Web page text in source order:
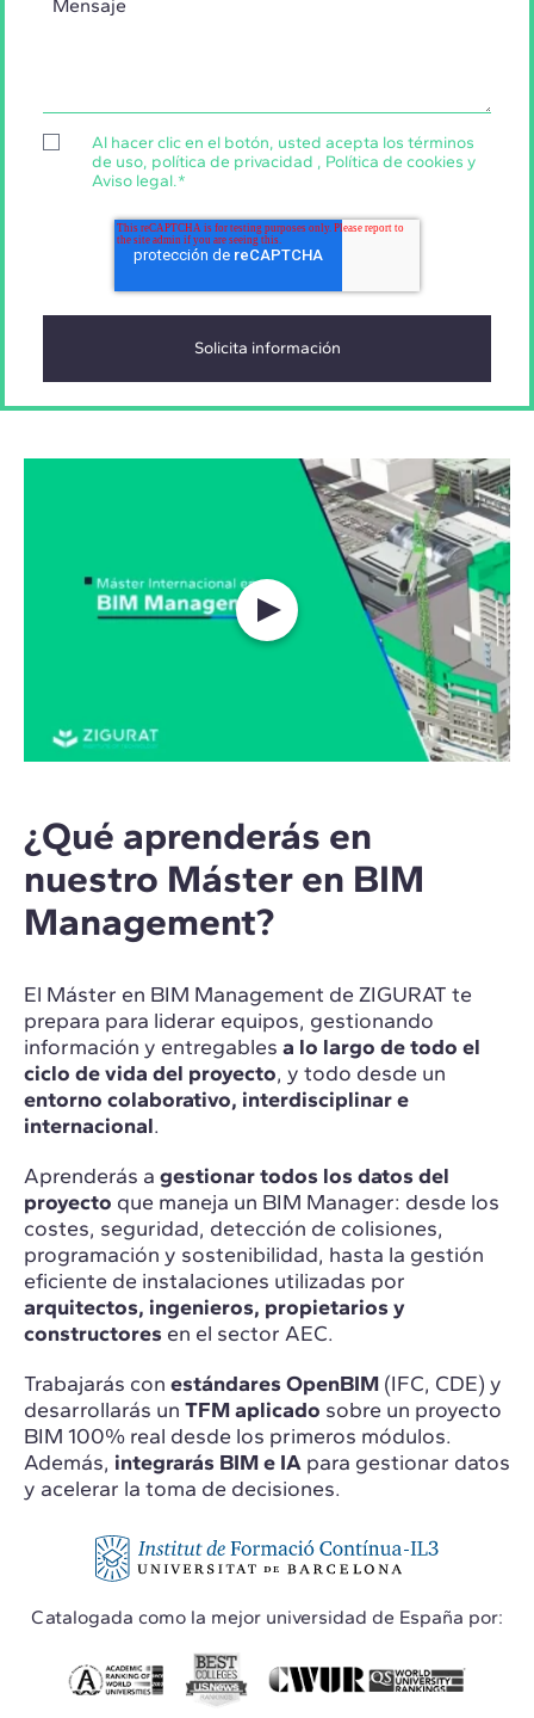
Al hacer clic en el botón, usted acepta los términos
de uso, política de privacidad , Política de cookies y
Aviso legal.*
¿Qué aprenderás en
nuestro Máster en BIM
Management?
El Máster en BIM Management de ZIGURAT te
prepara para liderar equipos, gestionando
información y entregables a lo largo de todo el
ciclo de vida del proyecto, y todo desde un
entorno colaborativo, interdisciplinar e
internacional.
Aprenderás a gestionar todos los datos del
proyecto que maneja un BIM Manager: desde los
costes, seguridad, detección de colisiones,
programación y sostenibilidad, hasta la gestión
eficiente de instalaciones utilizadas por
arquitectos, ingenieros, propietarios y
constructores en el sector AEC.
Trabajarás con estándares OpenBIM (IFC, CDE) y
desarrollarás un TFM aplicado sobre un proyecto
BIM 100% real desde los primeros módulos.
Además, integrarás BIM e IA para gestionar datos
y acelerar la toma de decisiones.
Catalogada como la mejor universidad de España por: